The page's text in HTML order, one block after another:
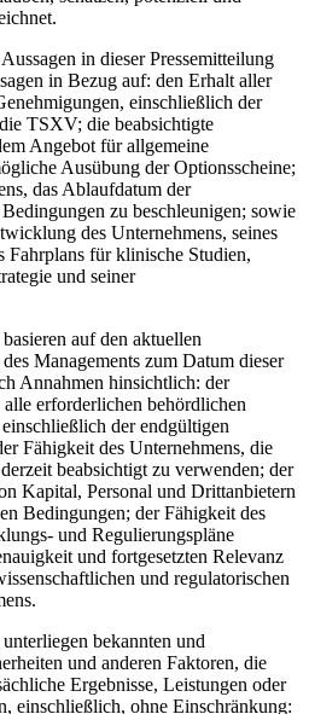
in dieser Pressemitteilung
in Bezug auf: den Erhalt aller
einschließlich der
TSXV; die beabsichtigte
Angebot für allgemeine
Ausübung der Optionsscheine;
das Ablaufdatum der
zu beschleunigen; sowie
des Unternehmens, seines
Fahrplans für klinische Studien,
und seiner
auf den aktuellen
Managements zum Datum dieser
Annahmen hinsichtlich: der
erforderlichen behördlichen
der endgültigen
Fähigkeit des Unternehmens, die
beabsichtigt zu verwenden; der
Kapital, Personal und Drittanbietern
Bedingungen; der Fähigkeit des
und Regulierungspläne
und fortgesetzten Relevanz
und regulatorischen
bekannten und
und anderen Faktoren, die
Ergebnisse, Leistungen oder
einschließlich, ohne Einschränkung: